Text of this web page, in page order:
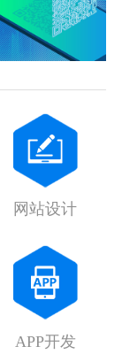
网站设计
APP开发